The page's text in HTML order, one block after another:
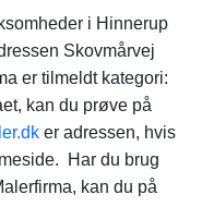
i Hinnerup
Skovmårvej
er tilmeldt kategori:
kan du prøve på
er adressen, hvis
Har du brug
kan du på